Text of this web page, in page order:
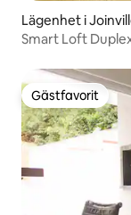
Lägenhet i
Smart Loft
Gästfavorit
Gästfavorit